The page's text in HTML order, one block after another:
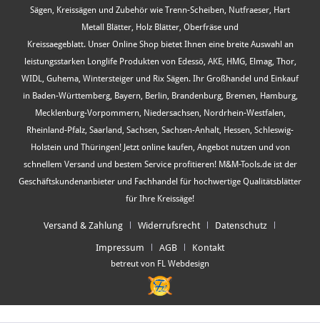
Sägen, Kreissägen und Zubehör wie Trenn-Scheiben, Nutfraeser, Hart
Metall Blätter, Holz Blätter, Oberfräse und
Kreissaegeblatt. Unser Online Shop bietet Ihnen eine breite Auswahl an
leistungsstarken Longlife Produkten von Edessö, AKE, HMG, Elmag, Thor,
WIDL, Guhema, Wintersteiger und Rix Sägen. Ihr Großhandel und Einkauf
in Baden-Württemberg, Bayern, Berlin, Brandenburg, Bremen, Hamburg,
Mecklenburg-Vorpommern, Niedersachsen, Nordrhein-Westfalen,
Rheinland-Pfalz, Saarland, Sachsen, Sachsen-Anhalt, Hessen, Schleswig-
Holstein und Thüringen! Jetzt online kaufen, Angebot nutzen und von
schnellem Versand und bestem Service profitieren! M&M-Tools.de ist der
Geschäftskundenanbieter und Fachhandel für hochwertige Qualitätsblätter
für Ihre Kreissäge!
Versand & Zahlung Widerrufsrecht Datenschutz
Impressum AGB Kontakt
betreut von FL Webdesign